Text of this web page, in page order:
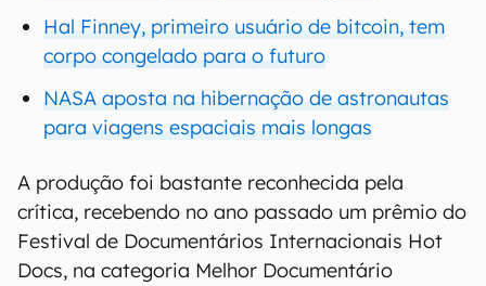
Hal Finney, primeiro usuário de bitcoin, tem
corpo congelado para o futuro
NASA aposta na hibernação de astronautas
para viagens espaciais mais longas
A produção foi bastante reconhecida pela
crítica, recebendo no ano passado um prêmio do
Festival de Documentários Internacionais Hot
Docs, na categoria Melhor Documentário